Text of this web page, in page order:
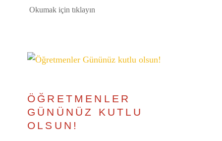
Okumak için tıklayın
ÖĞRETMENLER
GÜNÜNÜZ KUTLU
OLSUN!